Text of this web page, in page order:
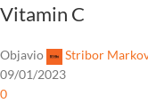
Vitamin C
Objavio
Stribor
09/01/2023
0